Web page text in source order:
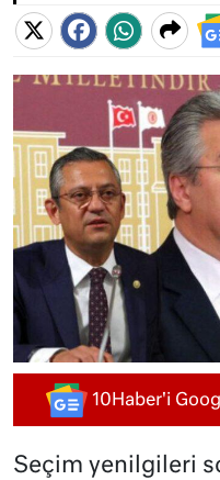
10Haber'i
Seçim yenilgileri